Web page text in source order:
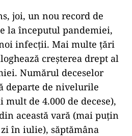
joi, un nou record de
la începutul pandemiei,
noi infecţii. Mai multe ţări
creşterea drept al
Numărul deceselor
departe de nivelurile
de 4.000 de decese),
această vară (mai puţin
zi în iulie), săptămâna